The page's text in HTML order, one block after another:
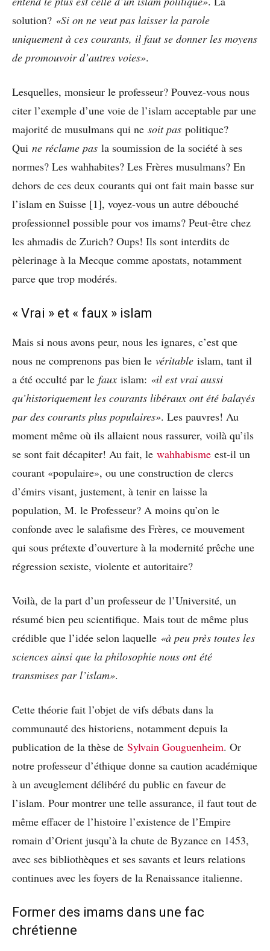
solution? «Si on ne veut pas laisser la parole
uniquement à ces courants, il faut se donner les moyens
de promouvoir d’autres voies».
Lesquelles, monsieur le professeur? Pouvez-vous nous
citer l’exemple d’une voie de l’islam acceptable par une
majorité de musulmans qui ne soit pas politique?
Qui ne réclame pas la soumission de la société à ses
normes? Les wahhabites? Les Frères musulmans? En
dehors de ces deux courants qui ont fait main basse sur
l’islam en Suisse [1], voyez-vous un autre débouché
professionnel possible pour vos imams? Peut-être chez
les ahmadis de Zurich? Oups! Ils sont interdits de
pèlerinage à la Mecque comme apostats, notamment
parce que trop modérés.
« Vrai » et « faux » islam
Mais si nous avons peur, nous les ignares, c’est que
nous ne comprenons pas bien le véritable islam, tant il
a été occulté par le faux islam: «il est vrai aussi
qu’historiquement les courants libéraux ont été balayés
par des courants plus populaires». Les pauvres! Au
moment même où ils allaient nous rassurer, voilà qu’ils
se sont fait décapiter! Au fait, le wahhabisme est-il un
courant «populaire», ou une construction de clercs
d’émirs visant, justement, à tenir en laisse la
population, M. le Professeur? A moins qu’on le
confonde avec le salafisme des Frères, ce mouvement
qui sous prétexte d’ouverture à la modernité prêche une
régression sexiste, violente et autoritaire?
Voilà, de la part d’un professeur de l’Université, un
résumé bien peu scientifique. Mais tout de même plus
crédible que l’idée selon laquelle «à peu près toutes les
sciences ainsi que la philosophie nous ont été
transmises par l’islam».
Cette théorie fait l’objet de vifs débats dans la
communauté des historiens, notamment depuis la
publication de la thèse de Sylvain Gouguenheim. Or
notre professeur d’éthique donne sa caution académique
à un aveuglement délibéré du public en faveur de
l’islam. Pour montrer une telle assurance, il faut tout de
même effacer de l’histoire l’existence de l’Empire
romain d’Orient jusqu’à la chute de Byzance en 1453,
avec ses bibliothèques et ses savants et leurs relations
continues avec les foyers de la Renaissance italienne.
Former des imams dans une fac
chrétienne